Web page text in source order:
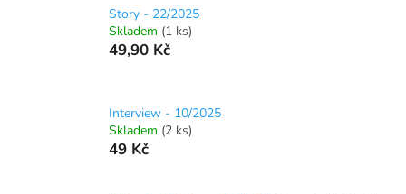
Story - 22/2025
Skladem (1 ks)
49,90 Kč
Interview - 10/2025
Skladem (2 ks)
49 Kč